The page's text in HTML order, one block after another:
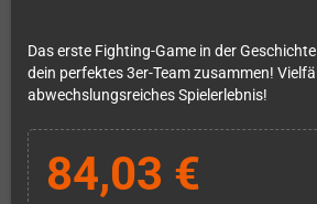
Das erste Fighting-Game in der
dein perfektes 3er-Team zusammen!
abwechslungsreiches Spielerlebnis!
84,03 €